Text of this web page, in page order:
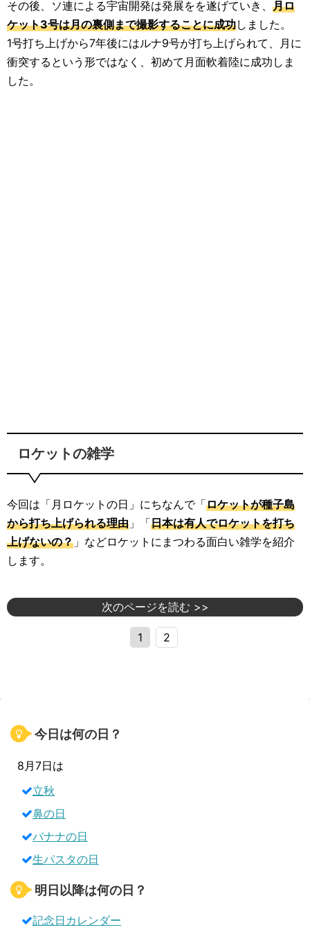
その後、ソ連による宇宙開発は発展をを遂げていき、 月ロ
ケット3号は月の裏側まで撮影することに成功しました。
1号打ち上げから7年後にはルナ9号が打ち上げられて、月に
衝突するという形ではなく、初めて月面軟着陸に成功しま
した。
ロケットの雑学
今回は「月ロケットの日」にちなんで「ロケットが種子島
から打ち上げられる理由 」「日本は有人でロケットを打ち
上げないの？ 」などロケットにまつわる面白い雑学を紹介
します。
次のページを読む >>
1 2
今日は何の日？
8月7日は
立秋
鼻の日
バナナの日
生パスタの日
明日以降は何の日？
記念日カレンダー